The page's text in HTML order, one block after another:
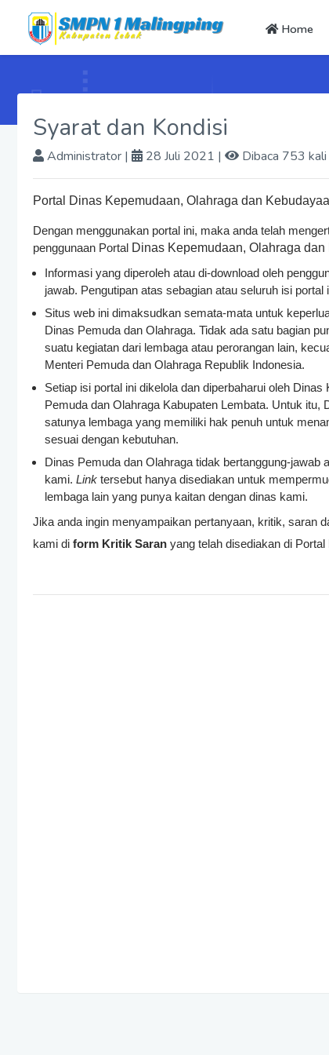
Home
Syarat dan Kondisi
Administrator | 28 Juli 2021 | Dibaca 753 kali
Portal Dinas Kepemudaan, Olahraga dan
Dengan menggunakan portal ini, maka anda telah
penggunaan Portal Dinas Kepemudaan, Olahraga
Informasi yang diperoleh atau di-download oleh
jawab. Pengutipan atas sebagian atau seluruh isi
Situs web ini dimaksudkan semata-mata untuk
Dinas Pemuda dan Olahraga. Tidak ada satu bagian
suatu kegiatan dari lembaga atau perorangan lain,
Menteri Pemuda dan Olahraga Republik Indonesia.
Setiap isi portal ini dikelola dan diperbaharui oleh
Pemuda dan Olahraga Kabupaten Lembata. Untuk
satunya lembaga yang memiliki hak penuh untuk
sesuai dengan kebutuhan.
Dinas Pemuda dan Olahraga tidak bertanggung-
kami. Link tersebut hanya disediakan untuk
lembaga lain yang punya kaitan dengan dinas kami.
Jika anda ingin menyampaikan pertanyaan, kritik, saran
kami di form Kritik Saran yang telah disediakan di Portal